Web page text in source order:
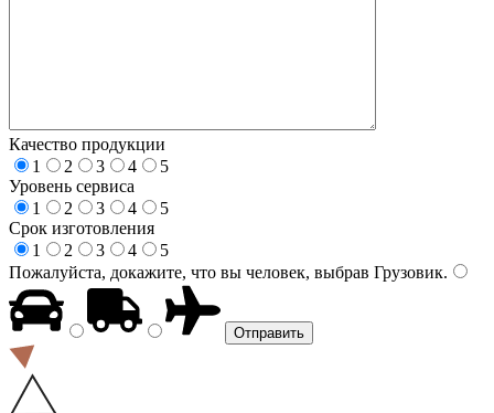
Качество продукции
1
2 3 4
5
Уровень сервиса
1
2 3 4
5
Срок изготовления
1
2 3 4
5
Пожалуйста, докажите, что вы человек, выбрав Грузовик.